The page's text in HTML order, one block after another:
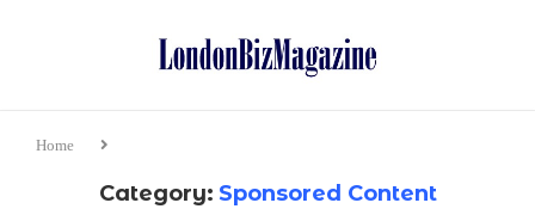
Home
Category: Sponsored Content